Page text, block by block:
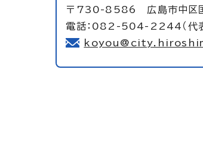
〒730-8586 広島市中区
電話：082-504-2244（代